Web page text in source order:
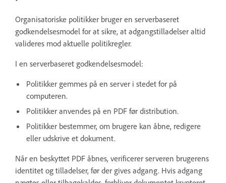
Organisatoriske politikker bruger en serverbaseret
godkendelsesmodel for at sikre, at adgangstilladelser altid
valideres mod aktuelle politikregler.
I en serverbaseret godkendelsesmodel:
Politikker gemmes på en server i stedet for på
computeren.
Politikker anvendes på en PDF før distribution.
Politikker bestemmer, om brugere kan åbne, redigere
eller udskrive et dokument.
Når en beskyttet PDF åbnes, verificerer serveren brugerens
identitet og tilladelser, før der gives adgang. Hvis adgang